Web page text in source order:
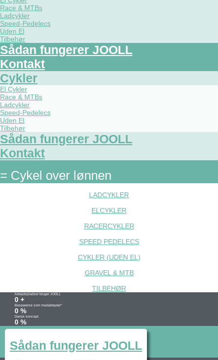
Race & MTBs
Ladcykler
Speed-Pedelecs
Uden El
Tilbehør
Sådan fungerer JOOLL
Kontakt
Cykler
El Cykler
Race & MTBs
Ladcykler
Speed-Pedelecs
Uden El
Tilbehør
Sådan fungerer JOOLL
Kontakt
= Cykel over lønnen
LADCYKLER
ELCYKLER
RACERCYKLER
SPEED PEDELECS
CYKLER (UDEN EL)
GRAVEL & MTB
TILBEHØR
Arbejdspladser bruger JOOLL
0 +
Besparelse som medarbejder*
0 %
Dansk koncept
0 %
Sådan fungerer JOOLL